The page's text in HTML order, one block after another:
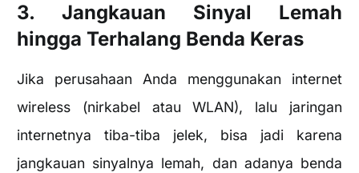
3. Jangkauan Sinyal Lemah
hingga Terhalang Benda Keras
Jika perusahaan Anda menggunakan internet
wireless (nirkabel atau WLAN), lalu jaringan
internetnya tiba-tiba jelek, bisa jadi karena
jangkauan sinyalnya lemah, dan adanya benda